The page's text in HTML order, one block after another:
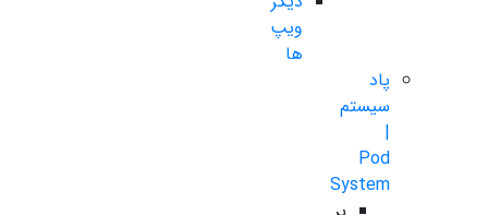
ویپ
ها
پاد
سیستم
|
Pod
System